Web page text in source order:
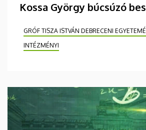
Kossa György búcsúzó
GRÓF TISZA ISTVÁN DEBRECENI
INTÉZMÉNYI